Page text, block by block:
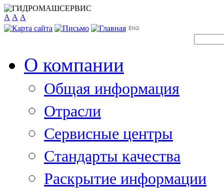
A A A
О компании
Общая информация
Отрасли
Сервисные центры
Стандарты качества
Раскрытие информации